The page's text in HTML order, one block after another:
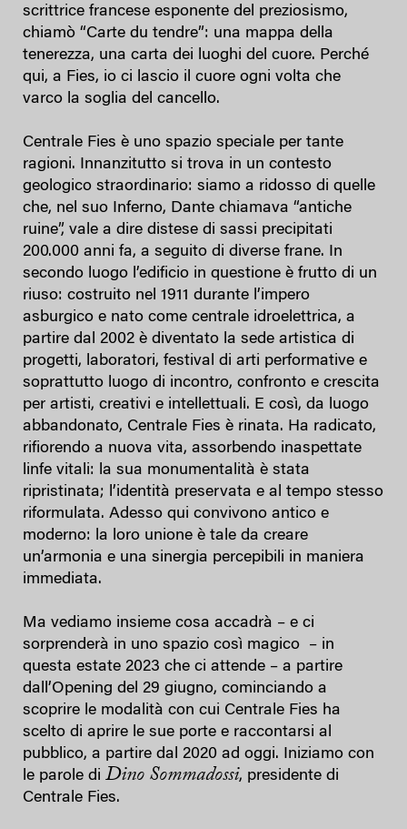
scrittrice francese esponente del preziosismo,
chiamò “Carte du tendre”: una mappa della
tenerezza, una carta dei luoghi del cuore. Perché
qui, a Fies, io ci lascio il cuore ogni volta che
varco la soglia del cancello.
Centrale Fies è uno spazio speciale per tante
ragioni. Innanzitutto si trova in un contesto
geologico straordinario: siamo a ridosso di quelle
che, nel suo Inferno, Dante chiamava “antiche
ruine”, vale a dire distese di sassi precipitati
200.000 anni fa, a seguito di diverse frane. In
secondo luogo l’edificio in questione è frutto di un
riuso: costruito nel 1911 durante l’impero
asburgico e nato come centrale idroelettrica, a
partire dal 2002 è diventato la sede artistica di
progetti, laboratori, festival di arti performative e
soprattutto luogo di incontro, confronto e crescita
per artisti, creativi e intellettuali. E così, da luogo
abbandonato, Centrale Fies è rinata. Ha radicato,
rifiorendo a nuova vita, assorbendo inaspettate
linfe vitali: la sua monumentalità è stata
ripristinata; l’identità preservata e al tempo stesso
riformulata. Adesso qui convivono antico e
moderno: la loro unione è tale da creare
un’armonia e una sinergia percepibili in maniera
immediata.
Ma vediamo insieme cosa accadrà – e ci
sorprenderà in uno spazio così magico – in
questa estate 2023 che ci attende – a partire
dall’Opening del 29 giugno, cominciando a
scoprire le modalità con cui Centrale Fies ha
scelto di aprire le sue porte e raccontarsi al
pubblico, a partire dal 2020 ad oggi. Iniziamo con
le parole di Dino Sommadossi, presidente di
Centrale Fies.